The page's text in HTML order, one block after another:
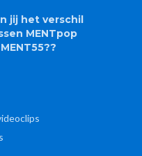
jij het verschil
MENTpop